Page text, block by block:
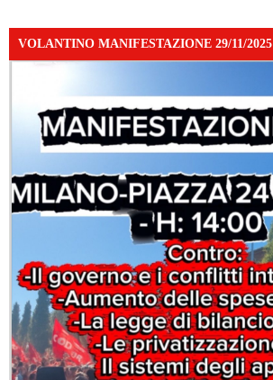
VOLANTINO MANIFESTAZIONE 29/11/2025